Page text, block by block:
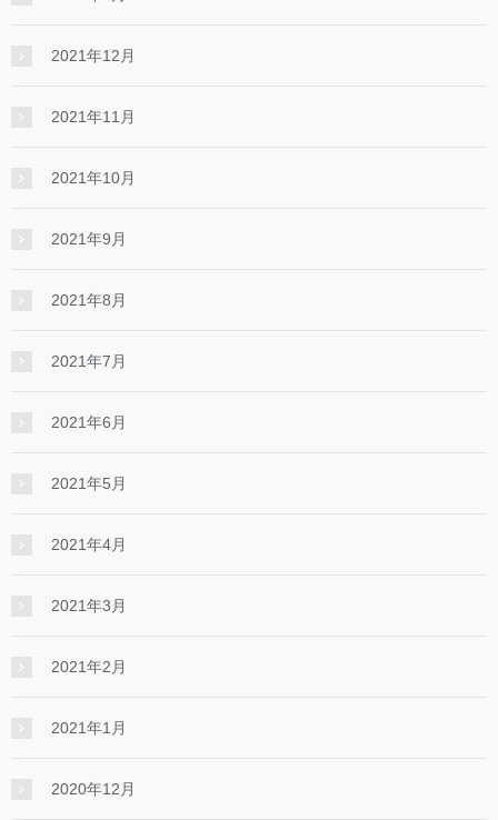
2021年12月
2021年11月
2021年10月
2021年9月
2021年8月
2021年7月
2021年6月
2021年5月
2021年4月
2021年3月
2021年2月
2021年1月
2020年12月